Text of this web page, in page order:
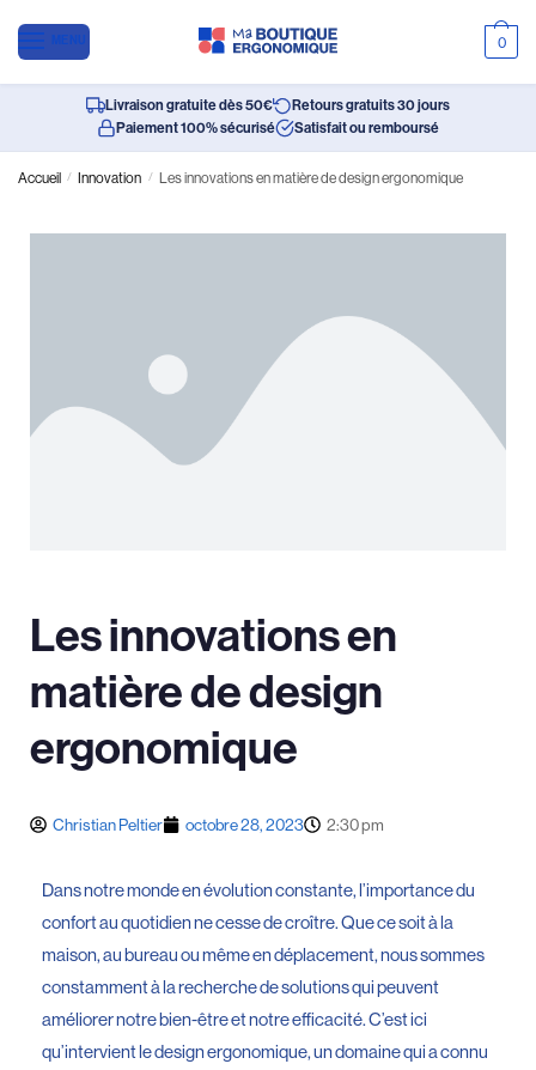
MENU 0
Livraison gratuite dès 50€
Retours gratuits 30 jours
Paiement 100% sécurisé
Satisfait ou remboursé
Accueil / Innovation / Les innovations en matière de design ergonomique
Les innovations en
matière de design
ergonomique
Christian Peltier octobre 28, 2023 2:30 pm
Dans notre monde en évolution constante, l’importance du
confort au quotidien ne cesse de croître. Que ce soit à la
maison, au bureau ou même en déplacement, nous sommes
constamment à la recherche de solutions qui peuvent
améliorer notre bien-être et notre efficacité. C’est ici
qu’intervient le design ergonomique, un domaine qui a connu